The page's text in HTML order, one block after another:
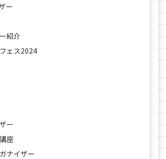
ー
紹介
ェス2024
ー
座
ナイザー